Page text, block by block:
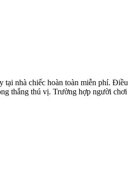
tại nhà chiếc hoàn toàn miễn phí. Điều
thắng thú vị. Trường hợp người chơi